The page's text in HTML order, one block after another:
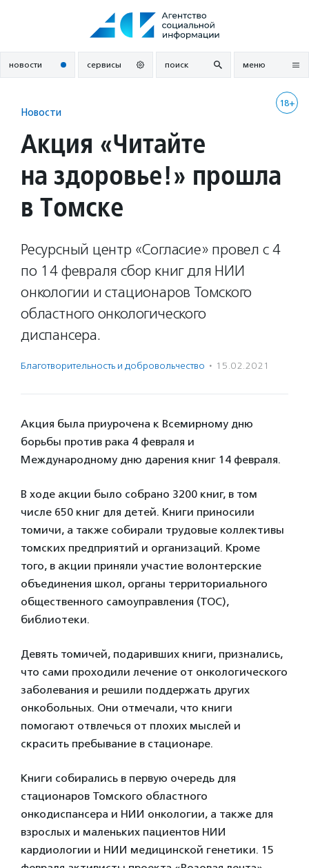
новости сервисы поиск меню
18+
Новости
Акция «Читайте
на здоровье!» прошла
в Томске
Ресурсный центр «Согласие» провел с 4
по 14 февраля сбор книг для НИИ
онкологии и стационаров Томского
областного онкологического
диспансера.
Благотвори­тель­ность и доброволь­чест­во · 15.02.2021
Акция была приурочена к Всемирному дню
борьбы против рака 4 февраля и
Международному дню дарения книг 14 февраля.
В ходе акции было собрано 3200 книг, в том
числе 650 книг для детей. Книги приносили
томичи, а также собирали трудовые коллективы
томских предприятий и организаций. Кроме
того, в акции приняли участие волонтерские
объединения школ, органы территориального
общественного самоуправления (ТОС),
библиотеки.
Девять томичей, подаривших книги, признались,
что сами проходили лечение от онкологического
заболевания и решили поддержать других
онкобольных. Они отмечали, что книги
помогают отвлечься от плохих мыслей и
скрасить пребывание в стационаре.
Книги собирались в первую очередь для
стационаров Томского областного
онкодиспансера и НИИ онкологии, а также для
взрослых и маленьких пациентов НИИ
кардиологии и НИИ медицинской генетики. 15